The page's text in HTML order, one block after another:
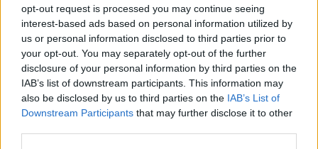
opt-out request is processed you may continue seeing
interest-based ads based on personal information utilized by
us or personal information disclosed to third parties prior to
your opt-out. You may separately opt-out of the further
disclosure of your personal information by third parties on the
IAB’s list of downstream participants. This information may
also be disclosed by us to third parties on the IAB’s List of
Downstream Participants that may further disclose it to other
– Vi bryggde 200 000 liter i år och siktar på 30
procent upp under 2019.
3. Vilket bryggeri tycker du är bäst i Sverige?
Motivera.
– Oppigårds, de levererar stabilt men ändå